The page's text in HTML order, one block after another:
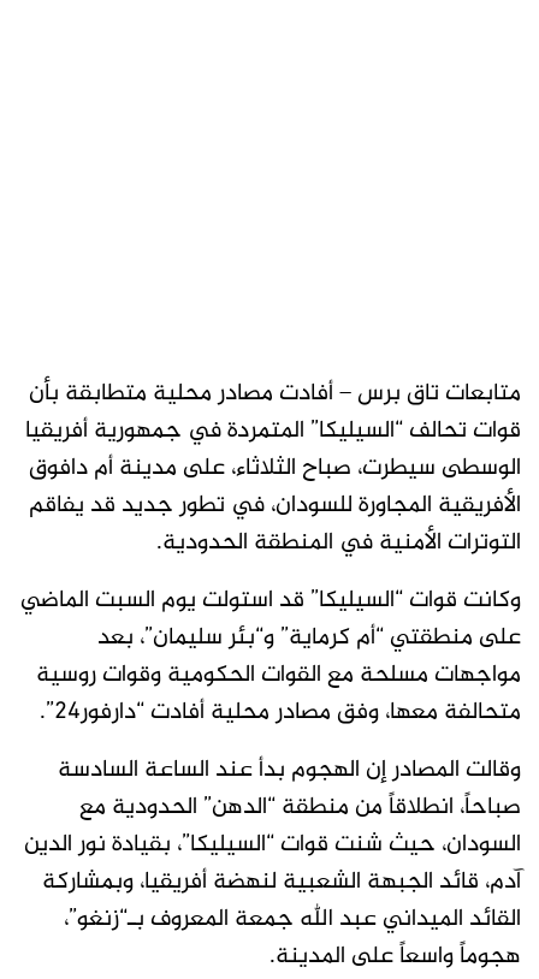
متابعات تاق برس – أفادت مصادر محلية متطابقة بأن
قوات تحالف “السيليكا” المتمردة في جمهورية أفريقيا
الوسطى سيطرت، صباح الثلاثاء، على مدينة أم دافوق
الأفريقية المجاورة للسودان، في تطور جديد قد يفاقم
التوترات الأمنية في المنطقة الحدودية.
وكانت قوات “السيليكا” قد استولت يوم السبت الماضي
على منطقتي “أم كرماية” و“بئر سليمان”، بعد
مواجهات مسلحة مع القوات الحكومية وقوات روسية
متحالفة معها، وفق مصادر محلية أفادت “دارفور24”.
وقالت المصادر إن الهجوم بدأ عند الساعة السادسة
صباحاً، انطلاقاً من منطقة “الدهن” الحدودية مع
السودان، حيث شنت قوات “السيليكا”، بقيادة نور الدين
آدم، قائد الجبهة الشعبية لنهضة أفريقيا، وبمشاركة
القائد الميداني عبد الله جمعة المعروف بـ“زنغو”،
هجوماً واسعاً على المدينة.